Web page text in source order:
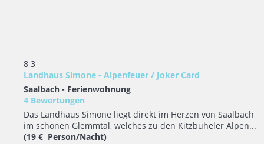
8 3
Landhaus Simone - Alpenfeuer / Joker Card
Saalbach - Ferienwohnung
4 Bewertungen
Das Landhaus Simone liegt direkt im Herzen von Saalbach
im schönen Glemmtal, welches zu den Kitzbüheler Alpen...
(19 € Person/Nacht)